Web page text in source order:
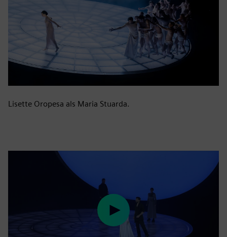
Lisette Oropesa als Maria Stuarda.
Play